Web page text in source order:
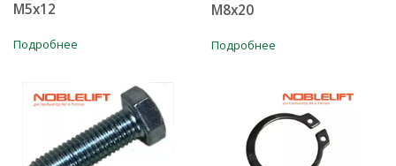
М5х12
Подробнее
М8х20
Подробнее